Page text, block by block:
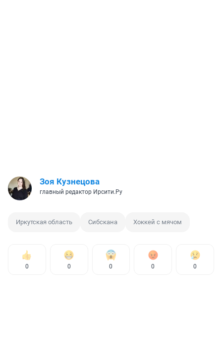
Зоя Кузнецова
главный редактор Ирсити.Ру
Иркутская область Сибскана Хоккей с мячом
0 0 0 0 0